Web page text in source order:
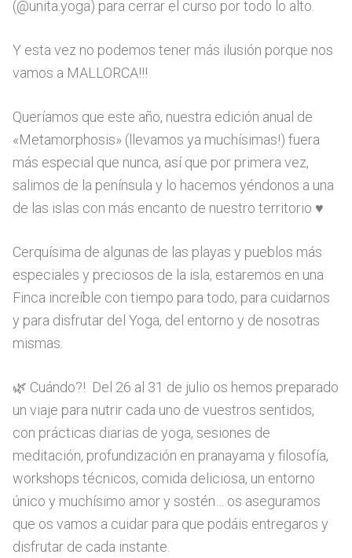
(@unita.yoga) para cerrar el curso por todo lo alto.
Y esta vez no podemos tener más ilusión porque nos
vamos a MALLORCA!!!
Queríamos que este año, nuestra edición anual de
«Metamorphosis» (llevamos ya muchísimas!) fuera
más especial que nunca, así que por primera vez,
salimos de la península y lo hacemos yéndonos a una
de las islas con más encanto de nuestro territorio ♥️
Cerquísima de algunas de las playas y pueblos más
especiales y preciosos de la isla, estaremos en una
Finca increíble con tiempo para todo, para cuidarnos
y para disfrutar del Yoga, del entorno y de nosotras
mismas.
🌿 Cuándo?! Del 26 al 31 de julio os hemos preparado
un viaje para nutrir cada uno de vuestros sentidos,
con prácticas diarias de yoga, sesiones de
meditación, profundización en pranayama y filosofía,
workshops técnicos, comida deliciosa, un entorno
único y muchísimo amor y sostén… os aseguramos
que os vamos a cuidar para que podáis entregaros y
disfrutar de cada instante.